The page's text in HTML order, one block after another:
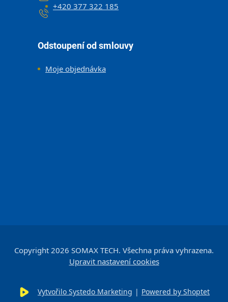
+420 377 322 185
Odstoupení od smlouvy
Moje objednávka
Vytvořilo Systedo Marketing | Powered by Shoptet
Copyright 2026 SOMAX TECH. Všechna práva vyhrazena.
Upravit nastavení cookies